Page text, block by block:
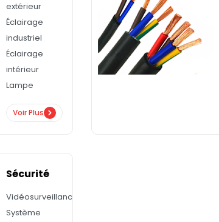
extérieur
Éclairage
industriel
Éclairage
intérieur
Lampe
Voir Plus
Sécurité
Vidéosurveillance
Système